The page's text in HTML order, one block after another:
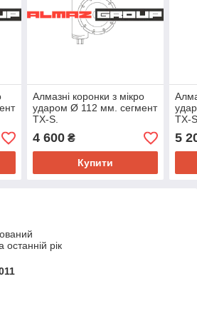
Алмазні коронки з мікро
ударом Ø 112 мм. сегмент
TX-S.
4 600₴
Купити
TX-
5
останній рік